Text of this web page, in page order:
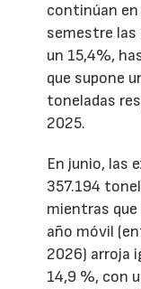
continúan
semestre
un 15,4%,
que supone
toneladas
2025.
En junio, las
357.194
mientras
año móvil
2026) arroja
14,9 %, con